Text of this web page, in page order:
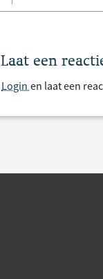
Laat een
Login en laat een